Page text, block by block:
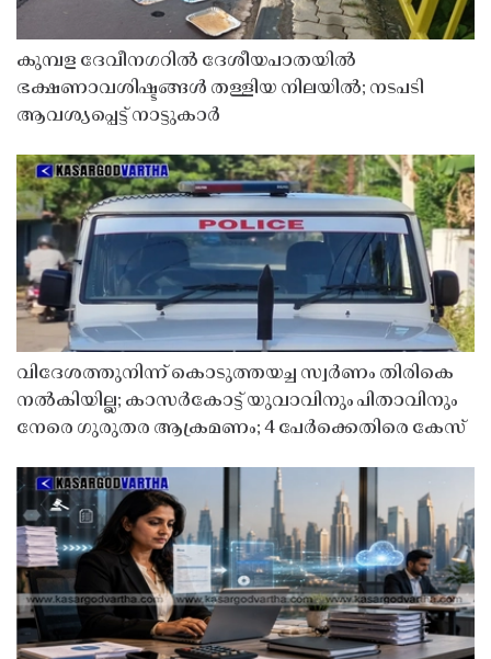
കുമ്പള ദേവീനഗറിൽ ദേശീയപാതയിൽ
ഭക്ഷണാവശിഷ്ടങ്ങൾ തള്ളിയ നിലയിൽ; നടപടി
ആവശ്യപ്പെട്ട് നാട്ടുകാർ
വിദേശത്തുനിന്ന് കൊടുത്തയച്ച സ്വർണം തിരികെ
നൽകിയില്ല; കാസർകോട്ട് യുവാവിനും പിതാവിനും
നേരെ ഗുരുതര ആക്രമണം; 4 പേർക്കെതിരെ കേസ്